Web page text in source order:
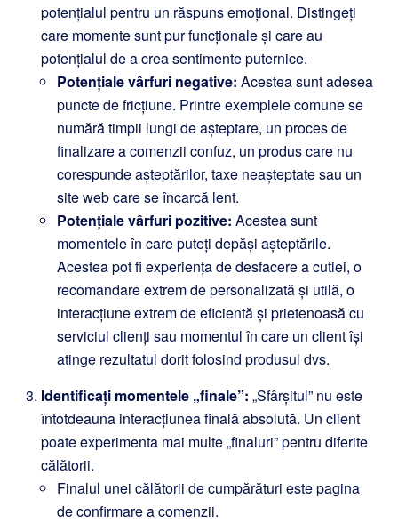
potențialul pentru un răspuns emoțional. Distingeți
care momente sunt pur funcționale și care au
potențialul de a crea sentimente puternice.
Potențiale vârfuri negative: Acestea sunt adesea
puncte de fricțiune. Printre exemplele comune se
numără timpii lungi de așteptare, un proces de
finalizare a comenzii confuz, un produs care nu
corespunde așteptărilor, taxe neașteptate sau un
site web care se încarcă lent.
Potențiale vârfuri pozitive: Acestea sunt
momentele în care puteți depăși așteptările.
Acestea pot fi experiența de desfacere a cutiei, o
recomandare extrem de personalizată și utilă, o
interacțiune extrem de eficientă și prietenoasă cu
serviciul clienți sau momentul în care un client își
atinge rezultatul dorit folosind produsul dvs.
Identificați momentele „finale”: „Sfârșitul” nu este
întotdeauna interacțiunea finală absolută. Un client
poate experimenta mai multe „finaluri” pentru diferite
călătorii.
Finalul unei călătorii de cumpărături este pagina
de confirmare a comenzii.